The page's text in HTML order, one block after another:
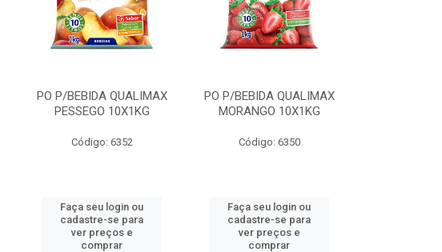
PO P/BEBIDA QUALIMAX
PESSEGO 10X1KG
Código: 6352
Faça seu login ou
cadastre-se para
ver preços e
comprar
PO P/BEBIDA QUALIMAX
MORANGO 10X1KG
Código: 6350
Faça seu login ou
cadastre-se para
ver preços e
comprar